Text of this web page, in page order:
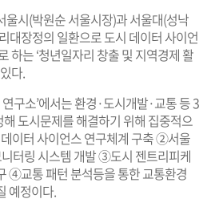
울시(박원순 서울시장)과 서울대(성낙
대장정의 일환으로 도시 데이터 사이언
하는 ‘청년일자리 창출 및 지역경제 활
다.
구소’에서는 환경·도시개발·교통 등 3
도시문제를 해결하기 위해 집중적으
이터 사이언스 연구체계 구축 ②서울
터링 시스템 개발 ③도시 젠트리피케
④교통 패턴 분석등을 통한 교통환경
예정이다.